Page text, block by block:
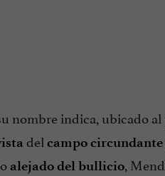
nombre indica, ubicado
del campo circundante
alejado del bullicio,